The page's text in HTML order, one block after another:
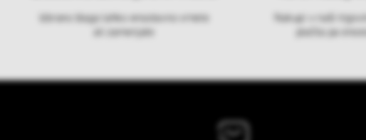
Izbrano blago lahko ensotavno vrnete
ali zamenjate
Nakupi v naši
plačila pa